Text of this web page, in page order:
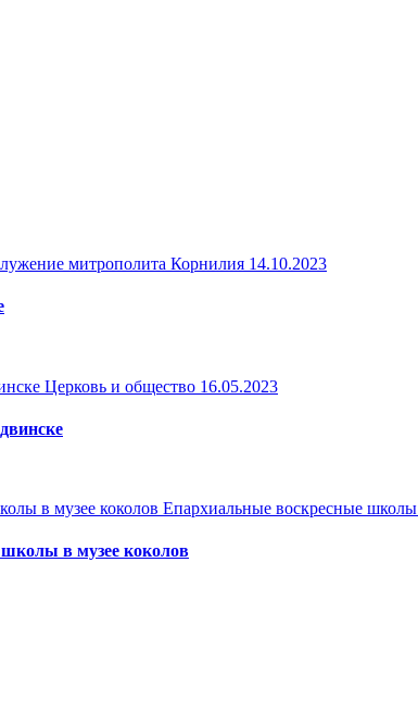
митрополита Корнилия 14.10.2023
Церковь и общество 16.05.2023
Епархиальные воскресные школы
школы в музее коколов